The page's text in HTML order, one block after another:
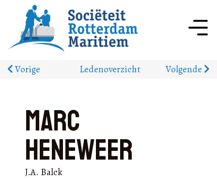
Vorige Ledenoverzicht Volgende
Marc
Heneweer
J.A. Balck